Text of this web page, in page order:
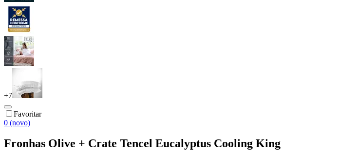
+7
Favoritar
0 (novo)
Fronhas Olive + Crate Tencel Eucalyptus Cooling King